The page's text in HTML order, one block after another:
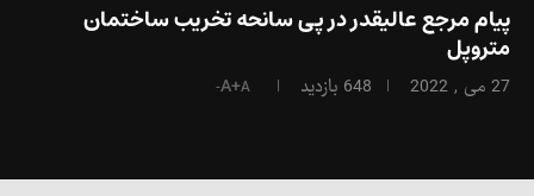
پیام مرجع عالیقدر در پی سانحه تخریب ساختمان
متروپل
27 می , 2022 648 بازدید A+A-